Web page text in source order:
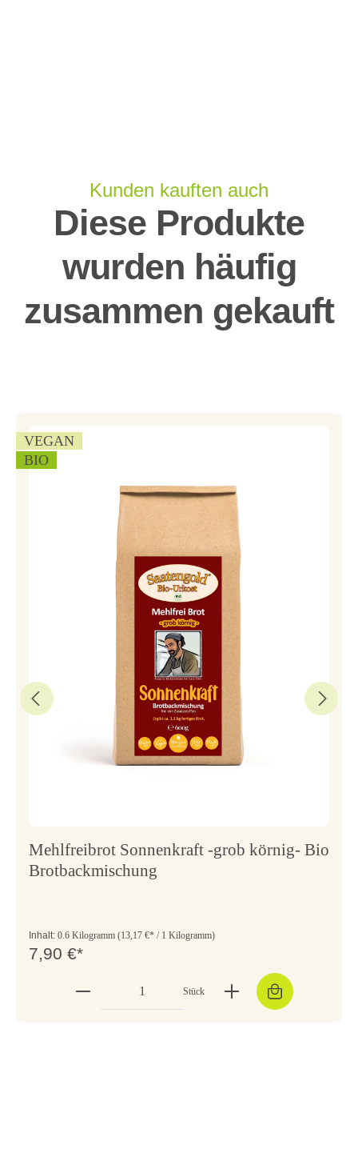
Kunden kauften auch
Diese Produkte
wurden häufig
zusammen gekauft
VEGAN
BIO
Mehlfreibrot Sonnenkraft -grob körnig- Bio
Brotbackmischung
Inhalt: 0.6 Kilogramm (13,17 €* / 1 Kilogramm)
7,90 €*
Stück